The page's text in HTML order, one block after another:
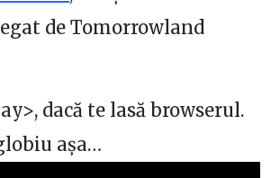
de Tomorrowland
dacă te lasă browserul.
așa…